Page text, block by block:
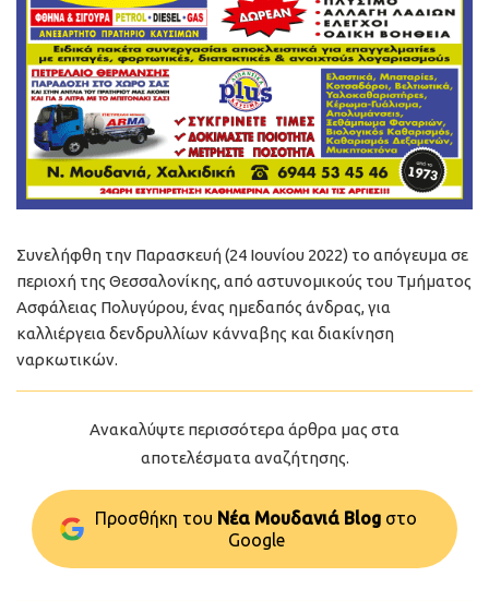
Συνελήφθη την Παρασκευή (24 Ιουνίου 2022) το απόγευμα σε
περιοχή της Θεσσαλονίκης, από αστυνομικούς του Τμήματος
Ασφάλειας Πολυγύρου, ένας ημεδαπός άνδρας, για
καλλιέργεια δενδρυλλίων κάνναβης και διακίνηση
ναρκωτικών.
Ανακαλύψτε περισσότερα άρθρα μας στα
αποτελέσματα αναζήτησης.
Προσθήκη του Νέα Μουδανιά Blog στo
Google